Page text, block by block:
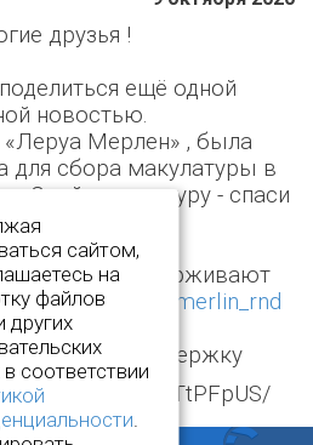
друзья !
ещё одной
новостью.⁣⁣⠀
«Леруа Мерлен» , была
для сбора макулатуры в
«Сдай макулатуру - спаси
⁣⁣⠀
акцию поддерживают
@leroymerlin_rnd
⁣⁣⠀
за поддержку ⠀
p/CGAVTtPFpUS/
сайтом,
на
файлов
других
соответствии
.